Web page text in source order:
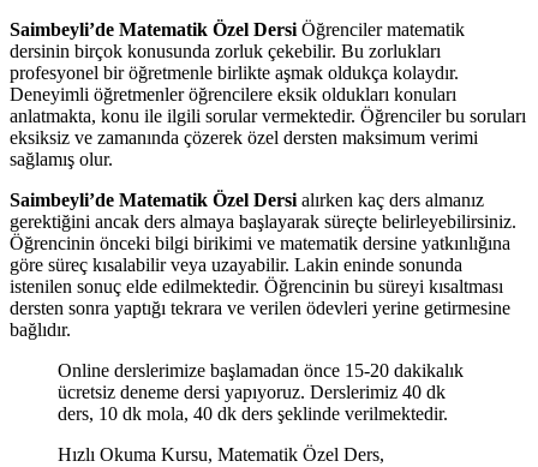
Saimbeyli’de Matematik Özel Dersi Öğrenciler matematik
dersinin birçok konusunda zorluk çekebilir. Bu zorlukları
profesyonel bir öğretmenle birlikte aşmak oldukça kolaydır.
Deneyimli öğretmenler öğrencilere eksik oldukları konuları
anlatmakta, konu ile ilgili sorular vermektedir. Öğrenciler bu soruları
eksiksiz ve zamanında çözerek özel dersten maksimum verimi
sağlamış olur.
Saimbeyli’de Matematik Özel Dersi alırken kaç ders almanız
gerektiğini ancak ders almaya başlayarak süreçte belirleyebilirsiniz.
Öğrencinin önceki bilgi birikimi ve matematik dersine yatkınlığına
göre süreç kısalabilir veya uzayabilir. Lakin eninde sonunda
istenilen sonuç elde edilmektedir. Öğrencinin bu süreyi kısaltması
dersten sonra yaptığı tekrara ve verilen ödevleri yerine getirmesine
bağlıdır.
Online derslerimize başlamadan önce 15-20 dakikalık
ücretsiz deneme dersi yapıyoruz. Derslerimiz 40 dk
ders, 10 dk mola, 40 dk ders şeklinde verilmektedir.
Hızlı Okuma Kursu, Matematik Özel Ders,